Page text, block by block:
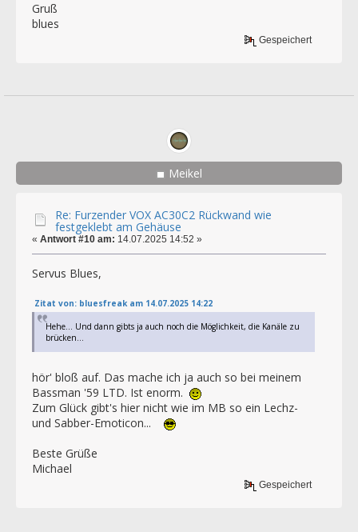
Gruß
blues
Gespeichert
Meikel
Re: Furzender VOX AC30C2 Rückwand wie
festgeklebt am Gehäuse
« Antwort #10 am: 14.07.2025 14:52 »
Servus Blues,
Zitat von: bluesfreak am 14.07.2025 14:22
Hehe... Und dann gibts ja auch noch die Möglichkeit, die Kanäle zu
brücken...
hör' bloß auf. Das mache ich ja auch so bei meinem
Bassman '59 LTD. Ist enorm.
Zum Glück gibt's hier nicht wie im MB so ein Lechz-
und Sabber-Emoticon...
Beste Grüße
Michael
Gespeichert